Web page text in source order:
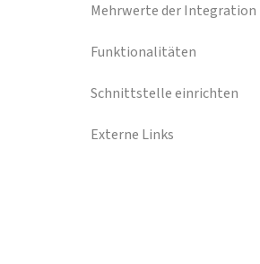
Mehrwerte der Integration
Funktionalitäten
Schnittstelle einrichten
Externe Links